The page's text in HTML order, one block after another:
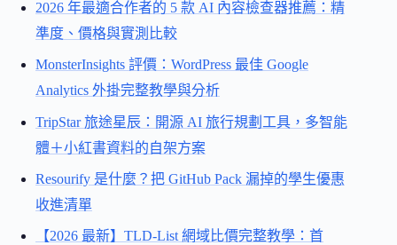
2026 年最適合作者的 5 款 AI 內容檢查器推薦：精
準度、價格與實測比較
MonsterInsights 評價：WordPress 最佳 Google
Analytics 外掛完整教學與分析
TripStar 旅途星辰：開源 AI 旅行規劃工具，多智能
體＋小紅書資料的自架方案
Resourify 是什麼？把 GitHub Pack 漏掉的學生優惠
收進清單
【2026 最新】TLD-List 網域比價完整教學：首